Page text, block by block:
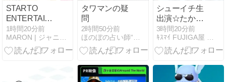
STARTO
ENTERTAINMENT
所属アイドル
（旧ジャニー
ズ）既婚者ま
1時間20分前
MARON | ジャニーズの話題・最新情報をお届け
タワマンの疑
問
2時間50分前
ほのぼの占い師“村野大衡”
シューイチ生
出演☆たかし
飯ウォッチン
グ&ダウジン
グに興味津々
3時間20分前
ｷｽﾏｲ FUJIGA屋 藤ヶ谷太輔観察ブログ